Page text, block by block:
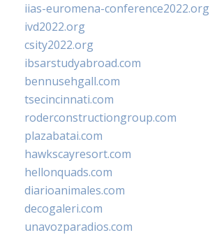
iias-euromena-conference2022.org
ivd2022.org
csity2022.org
ibsarstudyabroad.com
bennusehgall.com
tsecincinnati.com
roderconstructiongroup.com
plazabatai.com
hawkscayresort.com
hellonquads.com
diarioanimales.com
decogaleri.com
unavozparadios.com